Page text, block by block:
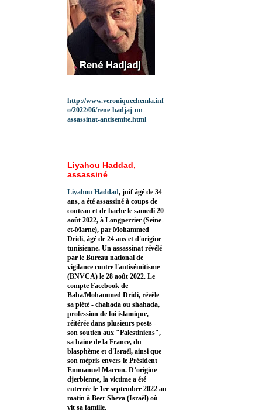
http://www.veroniquechemla.inf
o/2022/06/rene-hadjaj-un-
assassinat-antisemite.html
Liyahou Haddad,
assassiné
Liyahou Haddad, juif âgé de 34
ans, a été assassiné à coups de
couteau et de hache le samedi 20
août 2022, à Longperrier (Seine-
et-Marne), par Mohammed
Dridi, âgé de 24 ans et d'origine
tunisienne. Un assassinat révélé
par le Bureau national de
vigilance contre l'antisémitisme
(BNVCA) le 28 août 2022. Le
compte Facebook de
Baha/Mohammed Dridi, révèle
sa piété - chahada ou shahada,
profession de foi islamique,
réitérée dans plusieurs posts -
son soutien aux "Palestiniens",
sa haine de la France, du
blasphème et d'Israël, ainsi que
son mépris envers le Président
Emmanuel Macron. D’origine
djerbienne, la victime a été
enterrée le 1er septembre 2022 au
matin à Beer Sheva (Israël) où
vit sa famille.